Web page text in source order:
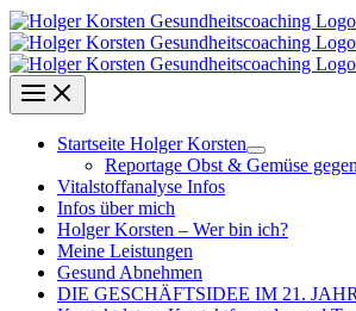
Startseite Holger Korsten
Reportage Obst & Gemüse
Vitalstoffanalyse Infos
Infos über mich
Holger Korsten – Wer bin ich?
Meine Leistungen
Gesund Abnehmen
DIE GESCHÄFTSIDEE IM 21.